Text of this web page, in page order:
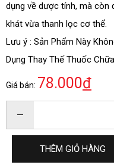
dụng về dược tính, mà
khát vừa thanh lọc cơ thể.
Lưu ý : Sản Phẩm Này
Dụng Thay Thế Thuốc
Giá bán: 78.000đ
–
THÊM GIỎ HÀNG